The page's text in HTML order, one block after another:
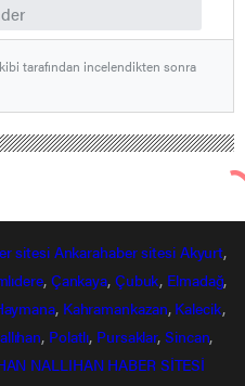
tarafından incelendikten sonra
BAŞKANI EMRAH